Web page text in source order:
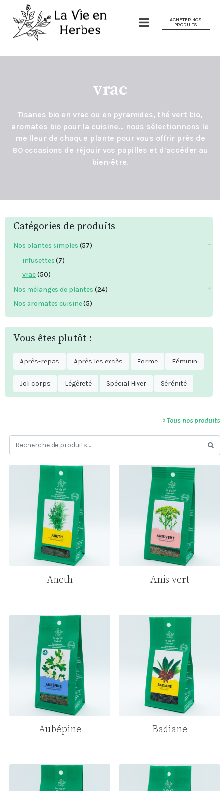
ACHETER NOS
PRODUITS
vrac
Tisanes bio en vrac ou en pyramides, thé vert bio,
aromates bio pour la cuisine… nous sélectionnons le
meilleur de chaque plante pour vous offrir près de
80 occasions de réjouir vos papilles et d’accéder au
bien-être.
Catégories de produits
Nos plantes simples (57)
infusettes (7)
vrac(50)
Nos mélanges de plantes (24)
Nos aromates cuisine(5)
Vous êtes plutôt :
Après-repas Après les excès Forme Féminin
Joli corps Légèreté Spécial Hiver Sérénité
> Tous nos produits
Aneth Anis vert
Aubépine Badiane